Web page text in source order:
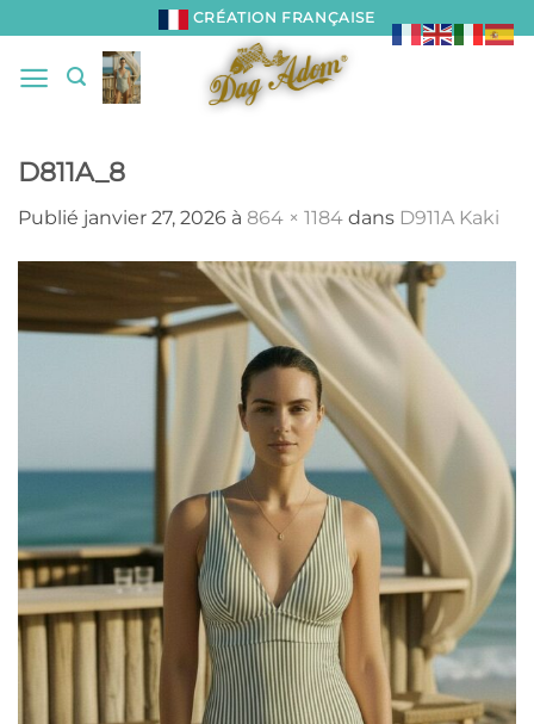
au
contenu
CRÉATION FRANÇAISE
D811A_8
Publié janvier 27, 2026 à 864 × 1184 dans D911A Kaki